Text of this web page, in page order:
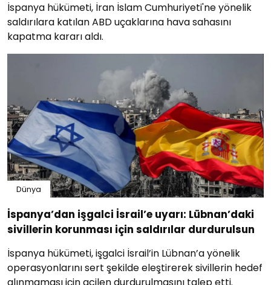
İspanya hükümeti, İran İslam Cumhuriyeti'ne yönelik
saldırılara katılan ABD uçaklarına hava sahasını
kapatma kararı aldı.
Dünya
İspanya’dan işgalci İsrail’e uyarı: Lübnan’daki
sivillerin korunması için saldırılar durdurulsun
İspanya hükümeti, işgalci İsrail’in Lübnan’a yönelik
operasyonlarını sert şekilde eleştirerek sivillerin hedef
alınmaması için acilen durdurulmasını talep etti.